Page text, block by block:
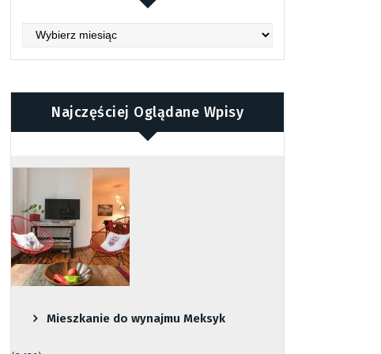
Archives
Najczęściej Oglądane Wpisy
Mieszkanie do wynajmu Meksyk